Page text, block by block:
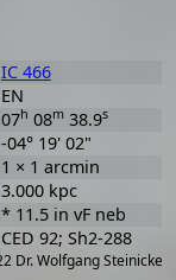
Dr. Wolfgang Steinicke
IC 466
EN
07h 08m38.9s
-04° 19' 02"
1 × 1 arcmin
3.000 kpc
* 11.5 in vF neb
CED 92; Sh2-288